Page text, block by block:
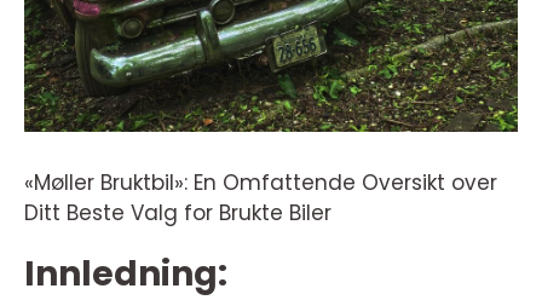
«Møller Bruktbil»: En Omfattende Oversikt over
Ditt Beste Valg for Brukte Biler
Innledning: